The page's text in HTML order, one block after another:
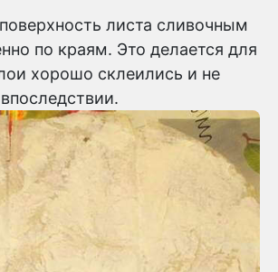
листа сливочным
по краям. Это делается для
хорошо склеились и не